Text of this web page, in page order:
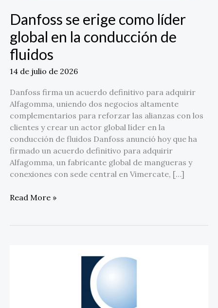
Danfoss se erige como líder
global en la conducción de
fluidos
14 de julio de 2026
Danfoss firma un acuerdo definitivo para adquirir
Alfagomma, uniendo dos negocios altamente
complementarios para reforzar las alianzas con los
clientes y crear un actor global líder en la
conducción de fluidos Danfoss anunció hoy que ha
firmado un acuerdo definitivo para adquirir
Alfagomma, un fabricante global de mangueras y
conexiones con sede central en Vimercate, […]
de
fluidos
Read More »